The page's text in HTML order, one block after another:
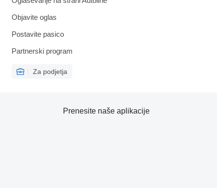
Objavite oglas
Postavite pasico
Partnerski program
Za podjetja
Prenesite naše aplikacije